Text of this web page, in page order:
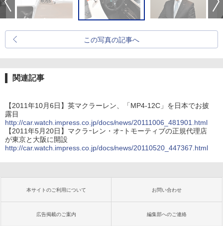
この写真の記事へ
関連記事
【2011年10月6日】英マクラーレン、「MP4-12C」を日本でお披
露目
http://car.watch.impress.co.jp/docs/news/20111006_481901.html
【2011年5月20日】マクラｰレン・オｰトモーティブの正規代理店
が東京と大阪に開設
http://car.watch.impress.co.jp/docs/news/20110520_447367.html
本サイトのご利用について お問い合わせ
広告掲載のご案内 編集部へのご連絡